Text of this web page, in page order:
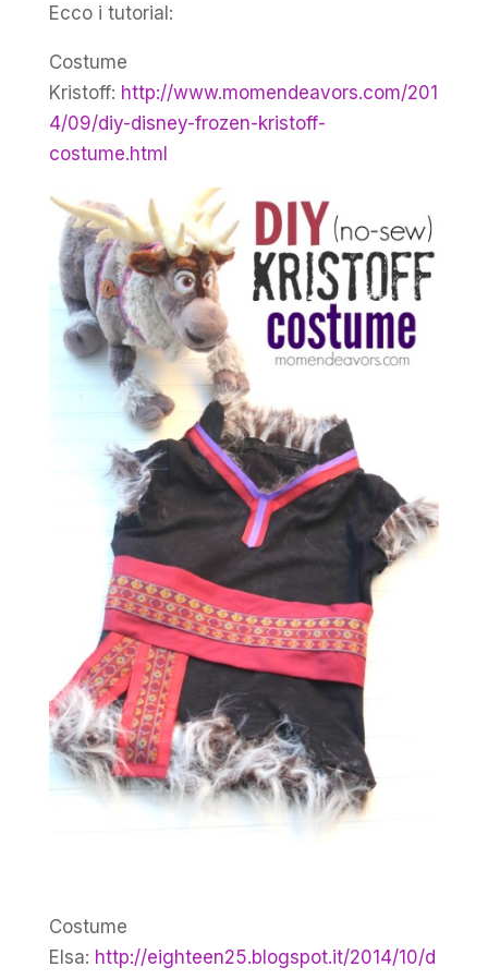
Ecco i tutorial:
Costume
Kristoff: http://www.momendeavors.com/201
4/09/diy-disney-frozen-kristoff-
costume.html
Costume
Elsa: http://eighteen25.blogspot.it/2014/10/d